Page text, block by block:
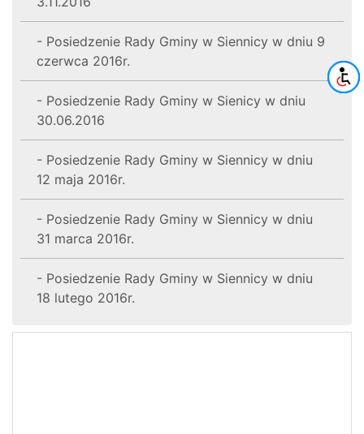
- Posiedzenie Rady Gminy w Siennicy w dniu 9
czerwca 2016r.
- Posiedzenie Rady Gminy w Sienicy w dniu
30.06.2016
- Posiedzenie Rady Gminy w Siennicy w dniu
12 maja 2016r.
- Posiedzenie Rady Gminy w Siennicy w dniu
31 marca 2016r.
- Posiedzenie Rady Gminy w Siennicy w dniu
18 lutego 2016r.